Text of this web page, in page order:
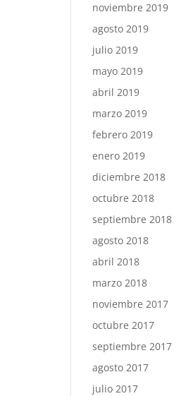
noviembre 2019
agosto 2019
julio 2019
mayo 2019
abril 2019
marzo 2019
febrero 2019
enero 2019
diciembre 2018
octubre 2018
septiembre 2018
agosto 2018
abril 2018
marzo 2018
noviembre 2017
octubre 2017
septiembre 2017
agosto 2017
julio 2017